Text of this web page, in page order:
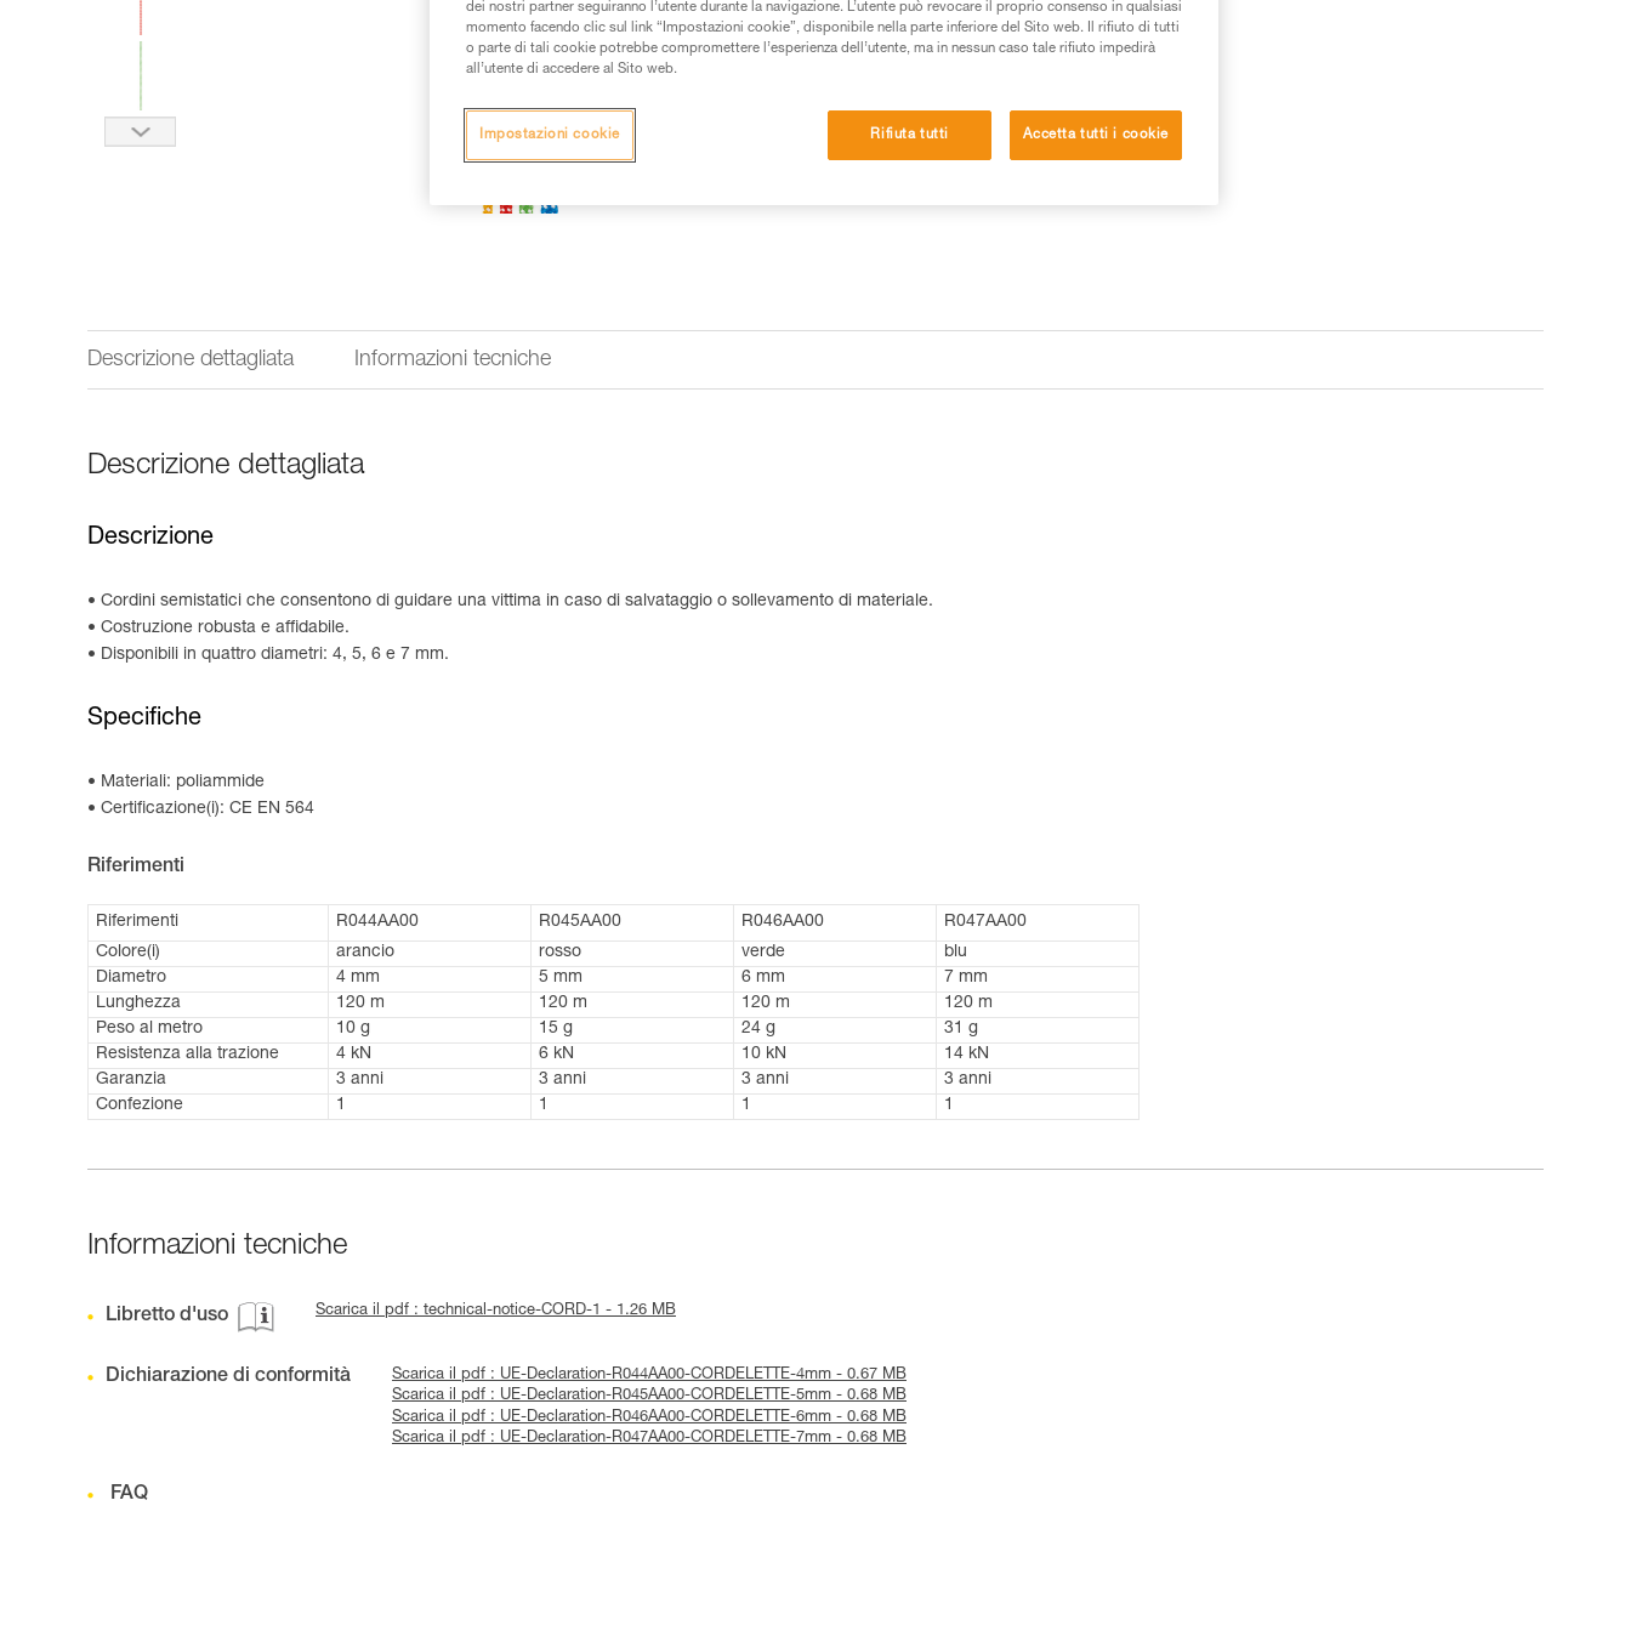
Trova un rivenditore
Descrizione dettagliata Informazioni tecniche
Descrizione dettagliata
Descrizione
Cordini semistatici che consentono di guidare una vittima in caso di salvataggio o sollevamento di materiale.
Costruzione robusta e affidabile.
Disponibili in quattro diametri: 4, 5, 6 e 7 mm.
Specifiche
Materiali: poliammide
Certificazione(i): CE EN 564
Riferimenti
Riferimenti R044AA00 R045AA00 R046AA00
R047AA00
Colore(i)
arancio rosso verde
blu
Diametro
4 mm 5 mm 6 mm
7 mm
Lunghezza
120 m 120 m 120 m
120 m
Peso al metro
10 g 15 g 24 g
31 g
Resistenza alla trazione
4 kN 6 kN 10 kN
14 kN
Garanzia
3 anni 3 anni 3 anni
3 anni
Confezione
1 1 1 1
Informazioni tecniche
Libretto d'uso Scarica il pdf : technical-notice-CORD-1 - 1.26 MB
Dichiarazione di conformità
Scarica il pdf : UE-Declaration-R044AA00-CORDELETTE-4mm - 0.67 MB
Scarica il pdf : UE-Declaration-R045AA00-CORDELETTE-5mm - 0.68 MB
Scarica il pdf : UE-Declaration-R046AA00-CORDELETTE-6mm - 0.68 MB
Scarica il pdf : UE-Declaration-R047AA00-CORDELETTE-7mm - 0.68 MB
FAQ
dei nostri partner seguiranno l’utente durante la navigazione. L’utente può revocare il proprio consenso in qualsiasi
momento facendo clic sul link “Impostazioni cookie”, disponibile nella parte inferiore del Sito web. Il rifiuto di tutti
o parte di tali cookie potrebbe compromettere l’esperienza dell’utente, ma in nessun caso tale rifiuto impedirà
all’utente di accedere al Sito web.
Rifiuta tutti Accetta tutti i cookie
Impostazioni cookie